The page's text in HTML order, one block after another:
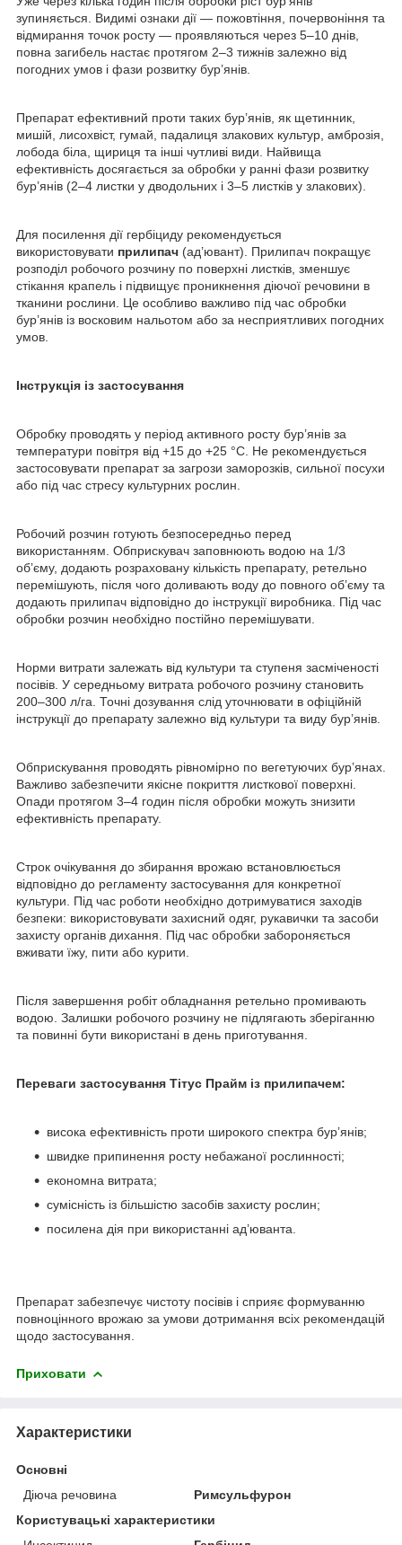
зупиняється. Видимі ознаки дії — пожовтіння, почервоніння та
відмирання точок росту — проявляються через 5–10 днів,
повна загибель настає протягом 2–3 тижнів залежно від
погодних умов і фази розвитку бур’янів.
Препарат ефективний проти таких бур’янів, як щетинник,
мишій, лисохвіст, гумай, падалиця злакових культур, амброзія,
лобода біла, щириця та інші чутливі види. Найвища
ефективність досягається за обробки у ранні фази розвитку
бур’янів (2–4 листки у дводольних і 3–5 листків у злакових).
Для посилення дії гербіциду рекомендується
використовувати прилипач (ад’ювант). Прилипач покращує
розподіл робочого розчину по поверхні листків, зменшує
стікання крапель і підвищує проникнення діючої речовини в
тканини рослини. Це особливо важливо під час обробки
бур’янів із восковим нальотом або за несприятливих погодних
умов.
Інструкція із застосування
Обробку проводять у період активного росту бур’янів за
температури повітря від +15 до +25 °C. Не рекомендується
застосовувати препарат за загрози заморозків, сильної посухи
або під час стресу культурних рослин.
Робочий розчин готують безпосередньо перед
використанням. Обприскувач заповнюють водою на 1/3
об’єму, додають розраховану кількість препарату, ретельно
перемішують, після чого доливають воду до повного об’єму та
додають прилипач відповідно до інструкції виробника. Під час
обробки розчин необхідно постійно перемішувати.
Норми витрати залежать від культури та ступеня засміченості
посівів. У середньому витрата робочого розчину становить
200–300 л/га. Точні дозування слід уточнювати в офіційній
інструкції до препарату залежно від культури та виду бур’янів.
Обприскування проводять рівномірно по вегетуючих бур’янах.
Важливо забезпечити якісне покриття листкової поверхні.
Опади протягом 3–4 годин після обробки можуть знизити
ефективність препарату.
Строк очікування до збирання врожаю встановлюється
відповідно до регламенту застосування для конкретної
культури. Під час роботи необхідно дотримуватися заходів
безпеки: використовувати захисний одяг, рукавички та засоби
захисту органів дихання. Під час обробки забороняється
вживати їжу, пити або курити.
Після завершення робіт обладнання ретельно промивають
водою. Залишки робочого розчину не підлягають зберіганню
та повинні бути використані в день приготування.
Переваги застосування Тітус Прайм із прилипачем:
висока ефективність проти широкого спектра бур’янів;
швидке припинення росту небажаної рослинності;
економна витрата;
сумісність із більшістю засобів захисту рослин;
посилена дія при використанні ад’юванта.
Препарат забезпечує чистоту посівів і сприяє формуванню
повноцінного врожаю за умови дотримання всіх рекомендацій
щодо застосування.
Приховати
Характеристики
Основні
Діюча речовина
Римсульфурон
Користувацькі характеристики